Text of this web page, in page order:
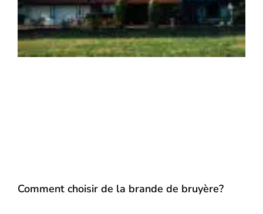
Comment choisir de la brande de bruyère?